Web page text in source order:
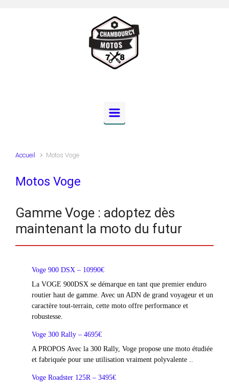
Accueil Motos Voge
Motos Voge
Gamme Voge : adoptez dès
maintenant la moto du futur
Voge 900 DSX – 10990€
La VOGE 900DSX se démarque en tant que premier enduro
routier haut de gamme. Avec un ADN de grand voyageur et un
caractère tout-terrain, cette moto offre performance et
robustesse.
Voge 300 Rally – 4695€
A PROPOS Avec la 300 Rally, Voge propose une moto étudiée
et fabriquée pour une utilisation vraiment polyvalente ..
Voge Roadster 125R – 3495€